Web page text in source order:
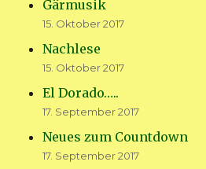
Gärmusik
15. Oktober 2017
Nachlese
15. Oktober 2017
El Dorado…..
17. September 2017
Neues zum Countdown
17. September 2017